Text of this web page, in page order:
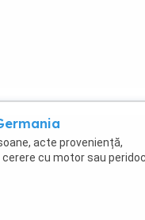
acte proveniență,
cu motor sau peridoc